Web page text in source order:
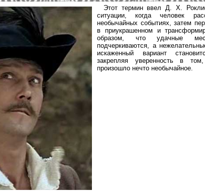
Этот термин ввел Д. Х.
ситуации, когда человек
необычайных событиях, затем
в приукрашенном и
образом, что удачные
подчеркиваются, а
искаженный вариант
закрепляя уверенность в
произошло нечто необычайное.